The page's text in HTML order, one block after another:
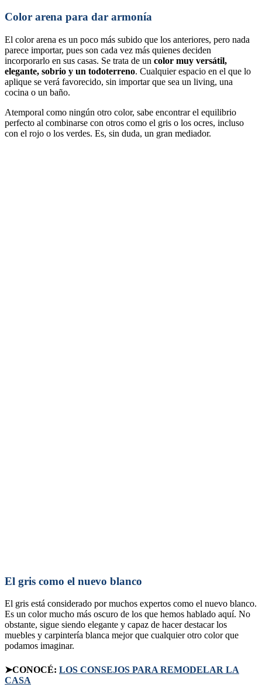
Color arena para dar armonía
El color arena es un poco más subido que los anteriores, pero nada
parece importar, pues son cada vez más quienes deciden
incorporarlo en sus casas. Se trata de un color muy versátil,
elegante, sobrio y un todoterreno. Cualquier espacio en el que lo
aplique se verá favorecido, sin importar que sea un living, una
cocina o un baño.
Atemporal como ningún otro color, sabe encontrar el equilibrio
perfecto al combinarse con otros como el gris o los ocres, incluso
con el rojo o los verdes. Es, sin duda, un gran mediador.
El gris como el nuevo blanco
El gris está considerado por muchos expertos como el nuevo blanco.
Es un color mucho más oscuro de los que hemos hablado aquí. No
obstante, sigue siendo elegante y capaz de hacer destacar los
muebles y carpintería blanca mejor que cualquier otro color que
podamos imaginar.
➤CONOCÉ: LOS CONSEJOS PARA REMODELAR LA
CASA